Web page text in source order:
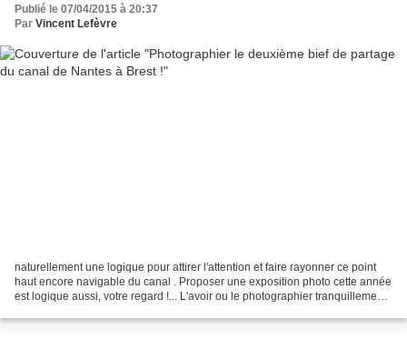
Publié le 07/04/2015 à 20:37
Par Vincent Lefèvre
naturellement une logique pour attirer l'attention et faire rayonner ce point
haut encore navigable du canal . Proposer une exposition photo cette année
est logique aussi, votre regard !... L'avoir ou le photographier tranquillement,